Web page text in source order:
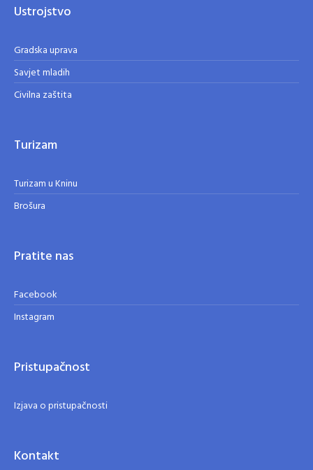
Ustrojstvo
Gradska uprava
Savjet mladih
Civilna zaštita
Turizam
Turizam u Kninu
Brošura
Pratite nas
Facebook
Instagram
Pristupačnost
Izjava o pristupačnosti
Kontakt